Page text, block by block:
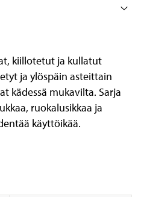
kiillotetut ja kullatut
ja ylöspäin asteittain
kädessä mukavilta. Sarja
ruokalusikkaa ja
käyttöikää.